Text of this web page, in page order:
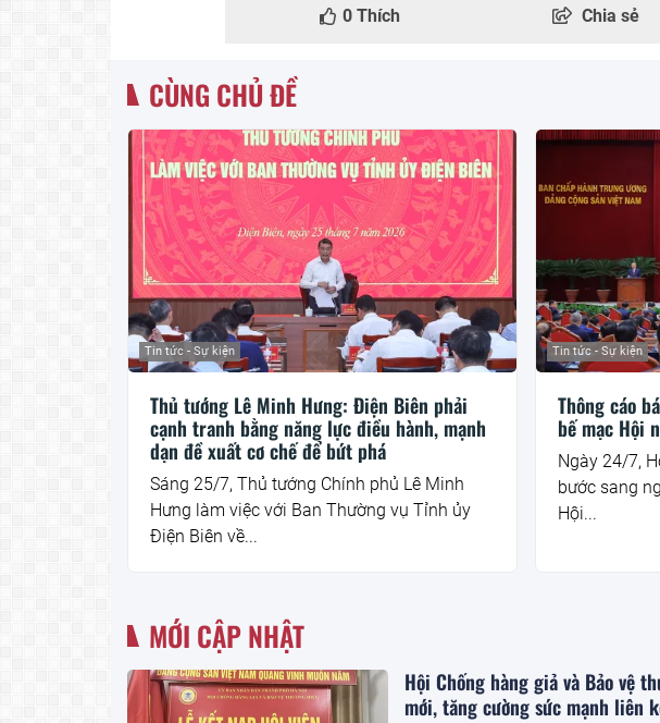
0 Thích Chia sẻ
CÙNG CHỦ ĐỀ
Tin tức - Sự kiện
Thủ tướng Lê Minh Hưng: Điện Biên phải
cạnh tranh bằng năng lực điều hành, mạnh
dạn đề xuất cơ chế để bứt phá
Sáng 25/7, Thủ tướng Chính phủ Lê Minh
Hưng làm việc với Ban Thường vụ Tỉnh ủy
Điện Biên về...
Tin tức - Sự kiện
Thông cáo
bế mạc Hội
Ngày 24/7,
bước sang
Hội...
MỚI CẬP NHẬT
Hội Chống hàng giả và Bảo vệ
mới, tăng cường sức mạnh liên